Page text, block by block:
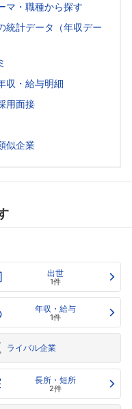
マ・職種から探す
統計データ（年収デー
収・給与明細
用面接
似企業
出世
1件
年収・給与
1件
ライバル企業
長所・短所
2件